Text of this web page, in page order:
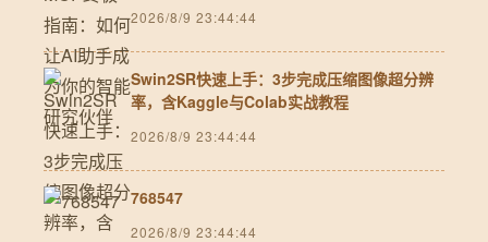
2026/8/9 23:44:44
Swin2SR快速上手：3步完成压缩图像超分辨
率，含Kaggle与Colab实战教程
2026/8/9 23:44:44
768547
2026/8/9 23:44:44